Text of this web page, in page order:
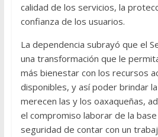
calidad de los servicios, la
confianza de los usuarios.
La dependencia subrayó que el
una transformación que le
más bienestar con los recursos
disponibles, y así poder brindar
merecen las y los oaxaqueñas,
el compromiso laborar de la
seguridad de contar con un